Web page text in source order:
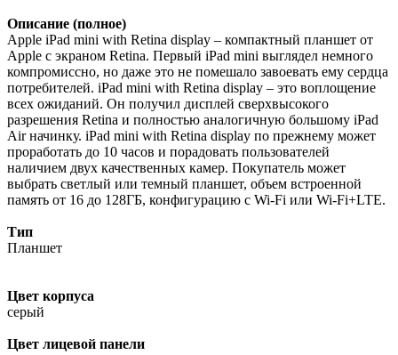
Описание (полное)
Apple iPad mini with Retina display – компактный планшет от
Apple с экраном Retina. Первый iPad mini выглядел немного
компромиссно, но даже это не помешало завоевать ему сердца
потребителей. iPad mini with Retina display – это воплощение
всех ожиданий. Он получил дисплей сверхвысокого
разрешения Retina и полностью аналогичную большому iPad
Air начинку. iPad mini with Retina display по прежнему может
проработать до 10 часов и порадовать пользователей
наличием двух качественных камер. Покупатель может
выбрать светлый или темный планшет, объем встроенной
память от 16 до 128ГБ, конфигурацию с Wi-Fi или Wi-Fi+LTE.
Тип
Планшет
Цвет корпуса
серый
Цвет лицевой панели